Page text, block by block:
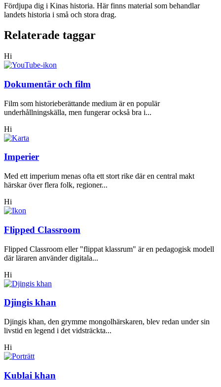
Fördjupa dig i Kinas historia. Här finns material som behandlar
landets historia i små och stora drag.
Relaterade taggar
Hi
Dokumentär och film
Film som historieberättande medium är en populär
underhållningskälla, men fungerar också bra i...
Hi
Imperier
Med ett imperium menas ofta ett stort rike där en central makt
härskar över flera folk, regioner...
Hi
Flipped Classroom
Flipped Classroom eller "flippat klassrum" är en pedagogisk modell
där läraren använder digitala...
Hi
Djingis khan
Djingis khan, den grymme mongolhärskaren, blev redan under sin
livstid en legend i det vidsträckta...
Hi
Kublai khan